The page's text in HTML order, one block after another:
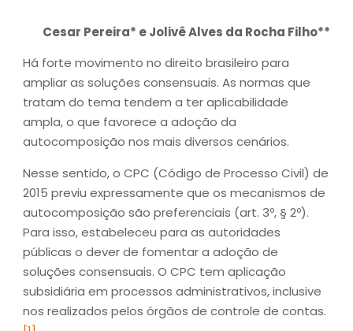
Cesar Pereira* e Jolivê Alves da Rocha Filho**
Há forte movimento no direito brasileiro para
ampliar as soluções consensuais. As normas que
tratam do tema tendem a ter aplicabilidade
ampla, o que favorece a adoção da
autocomposição nos mais diversos cenários.
Nesse sentido, o CPC (Código de Processo Civil) de
2015 previu expressamente que os mecanismos de
autocomposição são preferenciais (art. 3º, § 2º).
Para isso, estabeleceu para as autoridades
públicas o dever de fomentar a adoção de
soluções consensuais. O CPC tem aplicação
subsidiária em processos administrativos, inclusive
nos realizados pelos órgãos de controle de contas.